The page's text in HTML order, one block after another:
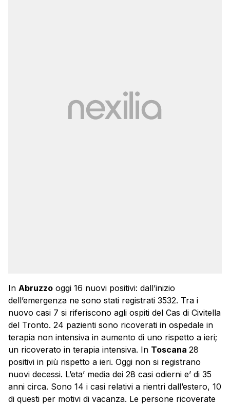
In Abruzzo oggi 16 nuovi positivi: dall’inizio
dell’emergenza ne sono stati registrati 3532. Tra i
nuovo casi 7 si riferiscono agli ospiti del Cas di Civitella
del Tronto. 24 pazienti sono ricoverati in ospedale in
terapia non intensiva in aumento di uno rispetto a ieri;
un ricoverato in terapia intensiva. In Toscana 28
positivi in più rispetto a ieri. Oggi non si registrano
nuovi decessi. L’eta’ media dei 28 casi odierni e’ di 35
anni circa. Sono 14 i casi relativi a rientri dall’estero, 10
di questi per motivi di vacanza. Le persone ricoverate